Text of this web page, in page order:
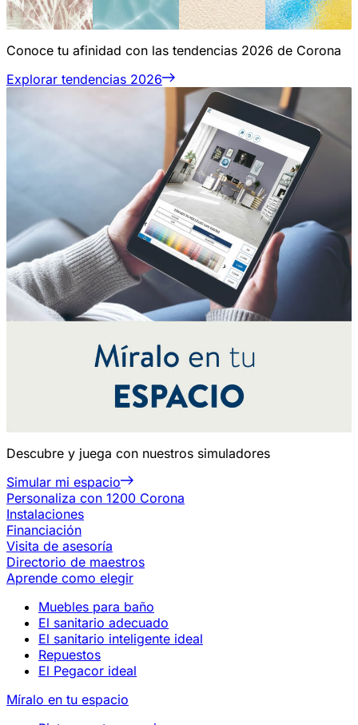
Conoce tu afinidad con las tendencias 2026 de Corona
Explorar tendencias 2026
Descubre y juega con nuestros simuladores
Simular mi espacio
Personaliza con 1200 Corona
Instalaciones
Financiación
Visita de asesoría
Directorio de maestros
Aprende como elegir
Muebles para baño
El sanitario adecuado
El sanitario inteligente ideal
Repuestos
El Pegacor ideal
Míralo en tu espacio